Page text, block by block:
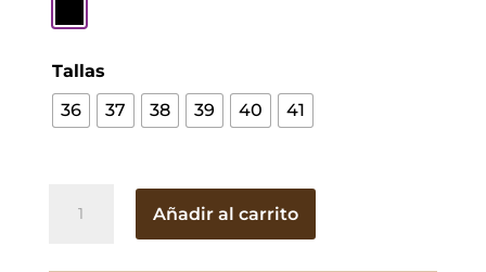
Tallas
36
37 38 39 40 41
Añadir al carrito